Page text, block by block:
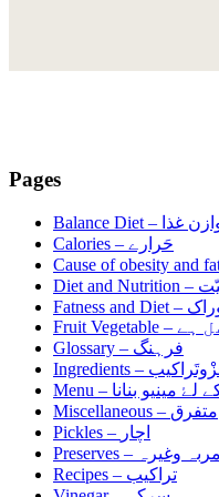
Pages
Balance Diet – غذا
Calories – حَرارے
Cause of obesity and
Diet and Nutrition –
Fatness and Diet –
Fruit Vegetable – ہے
Glossary – فرہنگ
Ingredients –
Menu – لۓ مینیو بنانا
Miscellaneous – متفرق
Pickles – اچار
Preserves –
وغیرہ
Recipes – تراکیب